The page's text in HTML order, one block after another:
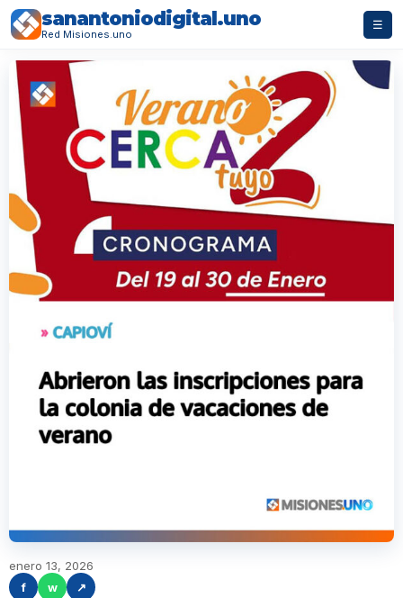
sanantoniodigital.uno
Red Misiones.uno
☰
enero 13, 2026
f
w ↗